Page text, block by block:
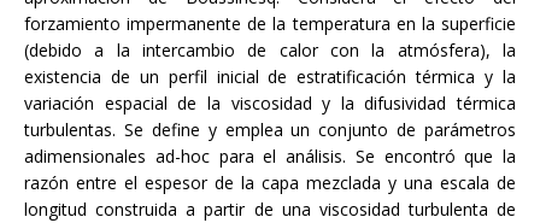
forzamiento impermanente de la temperatura en la superficie
(debido a la intercambio de calor con la atmósfera), la
existencia de un perfil inicial de estratificación térmica y la
variación espacial de la viscosidad y la difusividad térmica
turbulentas. Se define y emplea un conjunto de parámetros
adimensionales ad-hoc para el análisis. Se encontró que la
razón entre el espesor de la capa mezclada y una escala de
longitud construida a partir de una viscosidad turbulenta de